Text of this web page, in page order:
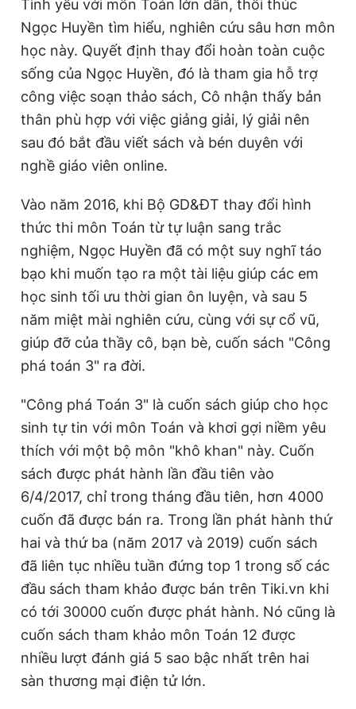
Tình yêu với môn Toán lớn dần, thôi thúc
Ngọc Huyền tìm hiểu, nghiên cứu sâu hơn môn
học này. Quyết định thay đổi hoàn toàn cuộc
sống của Ngọc Huyền, đó là tham gia hỗ trợ
công việc soạn thảo sách, Cô nhận thấy bản
thân phù hợp với việc giảng giải, lý giải nên
sau đó bắt đầu viết sách và bén duyên với
nghề giáo viên online.
Vào năm 2016, khi Bộ GD&ĐT thay đổi hình
thức thi môn Toán từ tự luận sang trắc
nghiệm, Ngọc Huyền đã có một suy nghĩ táo
bạo khi muốn tạo ra một tài liệu giúp các em
học sinh tối ưu thời gian ôn luyện, và sau 5
năm miệt mài nghiên cứu, cùng với sự cổ vũ,
giúp đỡ của thầy cô, bạn bè, cuốn sách "Công
phá toán 3" ra đời.
"Công phá Toán 3" là cuốn sách giúp cho học
sinh tự tin với môn Toán và khơi gợi niềm yêu
thích với một bộ môn "khô khan" này. Cuốn
sách được phát hành lần đầu tiên vào
6/4/2017, chỉ trong tháng đầu tiên, hơn 4000
cuốn đã được bán ra. Trong lần phát hành thứ
hai và thứ ba (năm 2017 và 2019) cuốn sách
đã liên tục nhiều tuần đứng top 1 trong số các
đầu sách tham khảo được bán trên Tiki.vn khi
có tới 30000 cuốn được phát hành. Nó cũng là
cuốn sách tham khảo môn Toán 12 được
nhiều lượt đánh giá 5 sao bậc nhất trên hai
sàn thương mại điện tử lớn.